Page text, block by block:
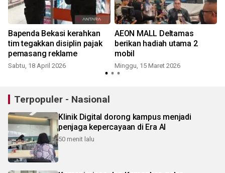
Bapenda Bekasi kerahkan
tim tegakkan disiplin pajak
pemasang reklame
Sabtu, 18 April 2026
AEON MALL Deltamas
berikan hadiah utama 2
mobil
Minggu, 15 Maret 2026
Terpopuler - Nasional
Klinik Digital dorong kampus menjadi
penjaga kepercayaan di Era AI
50 menit lalu